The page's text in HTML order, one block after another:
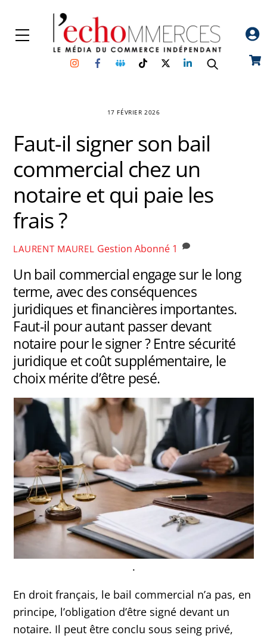
content
Menu
InstagramFacebookGroupe
Facebook
TikTokTwitterLinkedin
17 FÉVRIER 2026
Faut-il signer son bail
commercial chez un
notaire et qui paie les
frais ?
LAURENT MAUREL Gestion Abonné 1
Un bail commercial engage sur le long
terme, avec des conséquences
juridiques et financières importantes.
Faut-il pour autant passer devant
notaire pour le signer ? Entre sécurité
juridique et coût supplémentaire, le
choix mérite d’être pesé.
.
En droit français, le bail commercial n’a pas, en
principe, l’obligation d’être signé devant un
notaire. Il peut être conclu sous seing privé,